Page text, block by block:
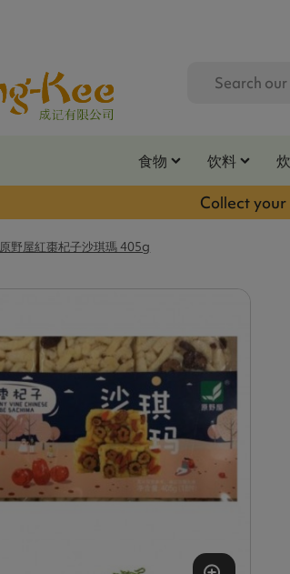
食物 饮料
Collect
原野屋紅棗杞子沙琪瑪 405g